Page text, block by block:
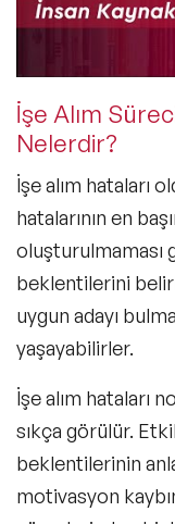
İşe Alım
Nelerdir?
İşe alım hataları
hatalarının en
oluşturulmaması
beklentilerini
uygun adayı
yaşayabilirler.
İşe alım hataları
sıkça görülür.
beklentilerinin
motivasyon